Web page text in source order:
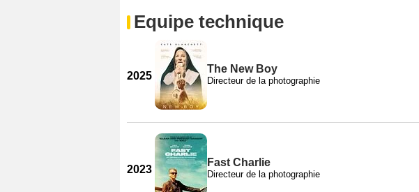
Equipe technique
2025
The New Boy
Directeur de la photographie
2023
Fast Charlie
Directeur de la photographie